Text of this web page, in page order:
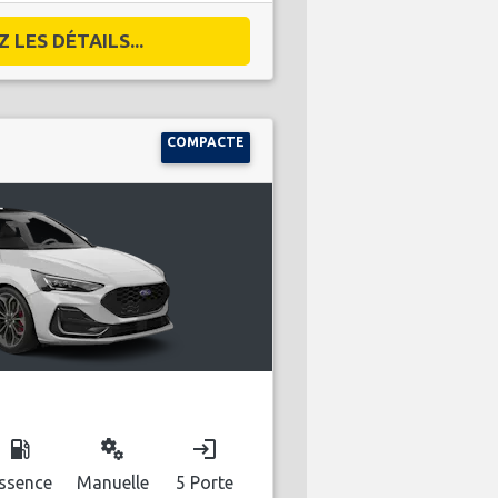
LES DÉTAILS...
COMPACTE
local_gas_station miscellaneous_services
Manuelle
login
5 Porte